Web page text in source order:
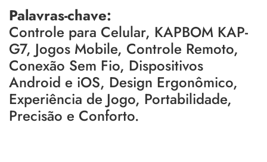
Palavras-chave:
Controle para Celular, KAPBOM KAP-
G7, Jogos Mobile, Controle Remoto,
Conexão Sem Fio, Dispositivos
Android e iOS, Design Ergonômico,
Experiência de Jogo, Portabilidade,
Precisão e Conforto.